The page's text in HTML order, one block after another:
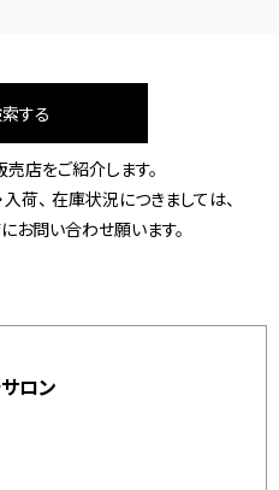
する
店をご紹介します。
荷、 在庫状況につきましては、
お問い合わせ願います。
ロン